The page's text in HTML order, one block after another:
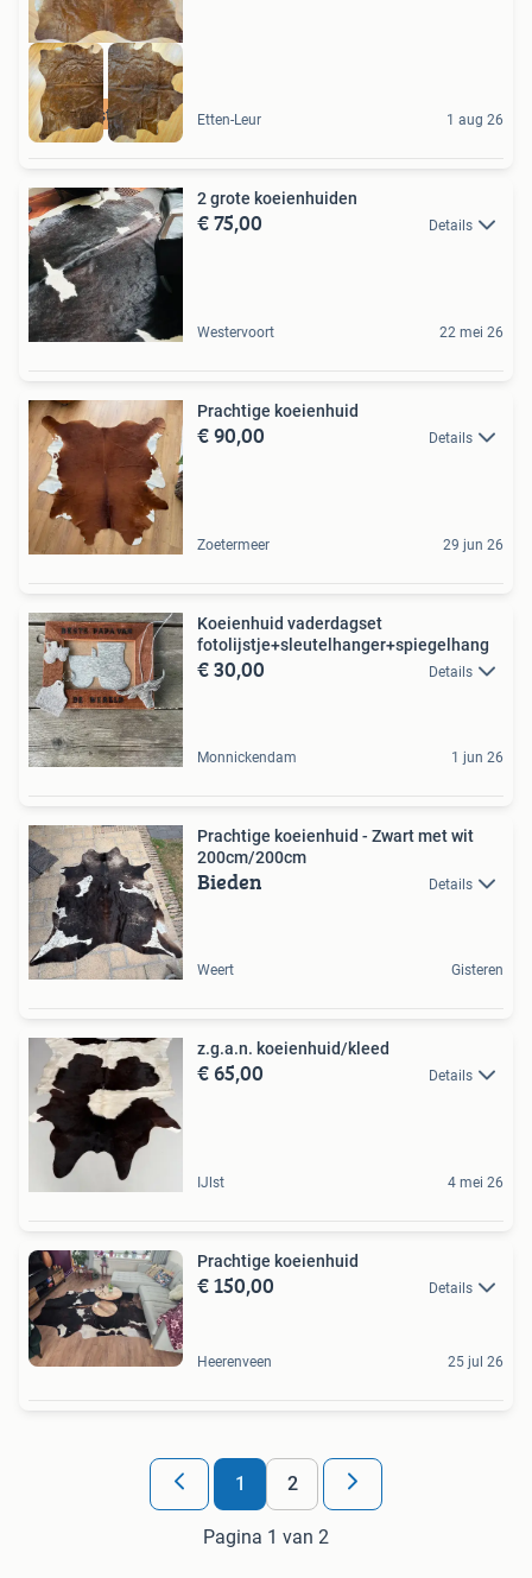
De Juiste Toon Etten-Leur 1 aug 26
2 grote koeienhuiden
€ 75,00 Details
Westervoort 22 mei 26
Prachtige koeienhuid
€ 90,00 Details
Zoetermeer 29 jun 26
Koeienhuid vaderdagset
fotolijstje+sleutelhanger+spiegelhang
€ 30,00 Details
Monnickendam 1 jun 26
Prachtige koeienhuid - Zwart met wit
200cm/200cm
Bieden Details
Weert Gisteren
z.g.a.n. koeienhuid/kleed
€ 65,00 Details
IJlst 4 mei 26
Prachtige koeienhuid
€ 150,00 Details
Heerenveen 25 jul 26
1 2
Pagina 1 van 2